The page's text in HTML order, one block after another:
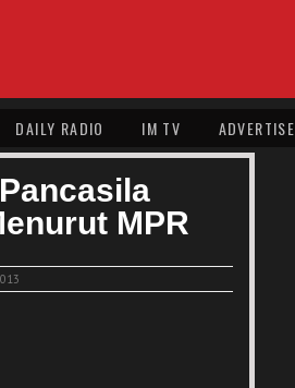
DAILY RADIO IM TV ADVERTISE
MPR